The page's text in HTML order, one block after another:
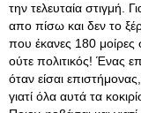
την τελευταία στιγμή.
απο πίσω και δεν το
που έκανες 180
ούτε πολιτικός! Ένας
όταν είσαι
γιατί όλα αυτά τα